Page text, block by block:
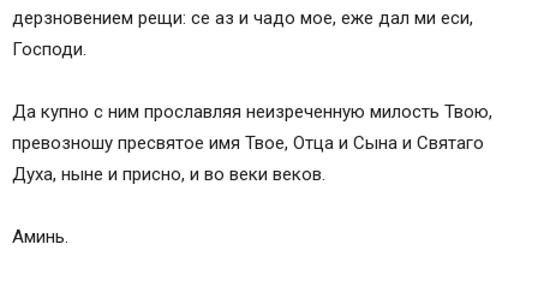
дерзновением рещи: се аз и чадо мое, еже дал ми еси,
Господи.
Да купно с ним прославляя неизреченную милость Твою,
превозношу пресвятое имя Твое, Отца и Сына и Святаго
Духа, ныне и присно, и во веки веков.
Аминь.